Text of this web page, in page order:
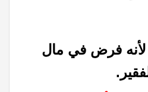
لأنه فرض في مال